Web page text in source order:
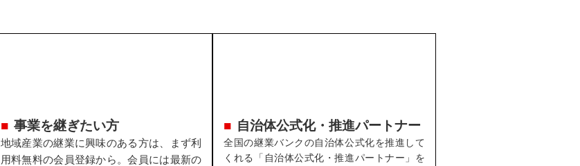
事業を継ぎたい方
地域産業の継業に興味のある方は、まず利
用料無料の会員登録から。会員には最新の
自治体公式化・推進パートナー
全国の継業バンクの自治体公式化を推進して
くれる「自治体公式化・推進パートナー」を